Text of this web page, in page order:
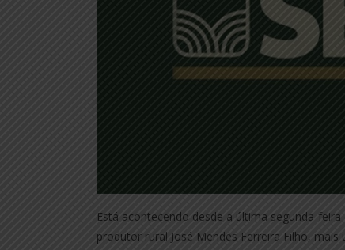
Está acontecendo desde a última segunda-
produtor rural José Mendes Ferreira Filho,